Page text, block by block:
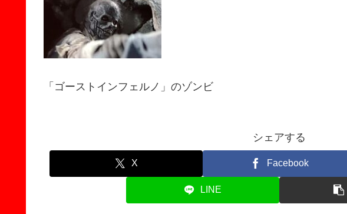
「ゴーストインフェルノ」のゾンビ
シェアする
X Facebook
LINE